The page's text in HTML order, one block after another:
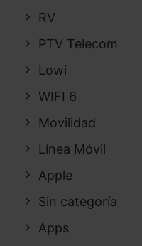
RV
PTV Telecom
Lowi
WIFI 6
Movilidad
Línea Móvil
Apple
Sin categoría
Apps